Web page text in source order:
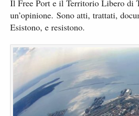
Il Free Port e il Territorio Libero di
un’opinione. Sono atti, trattati,
Esistono, e resistono.